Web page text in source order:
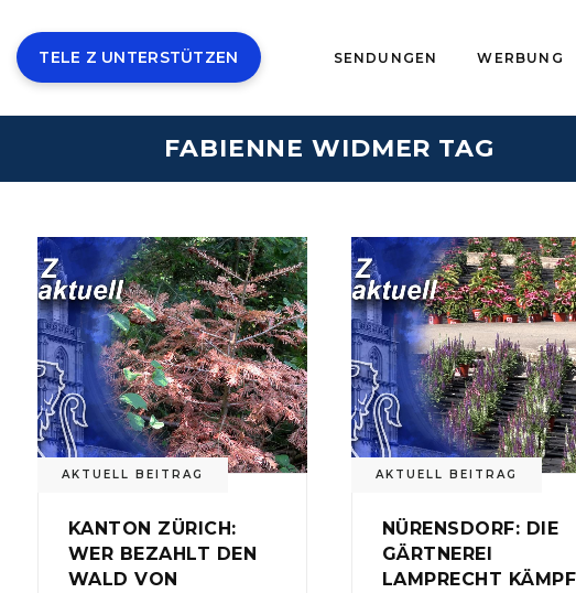
TELE Z UNTERSTÜTZEN SENDUNGEN WERBUNG
FABIENNE WIDMER TAG
AKTUELL BEITRAG
KANTON ZÜRICH:
WER BEZAHLT DEN
WALD VON
AKTUELL BEITRAG
NÜRENSDORF: DIE
GÄRTNEREI
LAMPRECHT